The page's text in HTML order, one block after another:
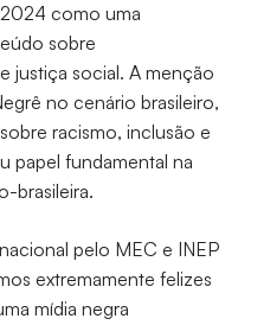
como uma
sobre
justiça social. A menção
no cenário brasileiro,
racismo, inclusão e
papel fundamental na
brasileira.
pelo MEC e INEP
extremamente felizes
mídia negra